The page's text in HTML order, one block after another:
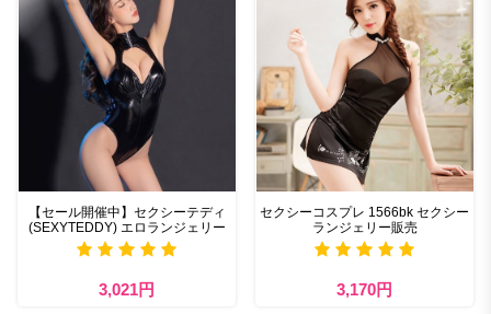
【セール開催中】セクシーテディ
(SEXYTEDDY) エロランジェリー
3,021円
セクシーコスプレ 1566bk セクシー
ランジェリー販売
3,170円